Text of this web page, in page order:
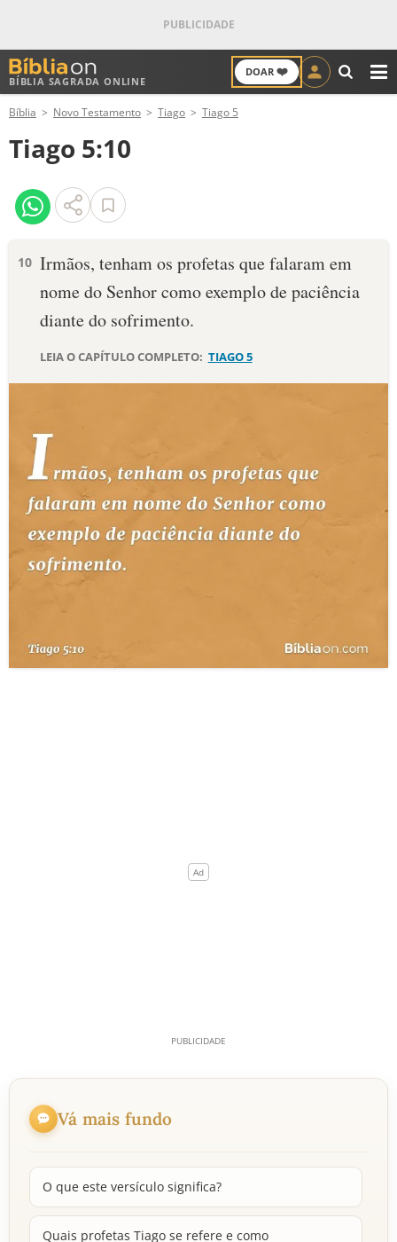
BÍBLIA SAGRADA ONLINE
DOAR ❤️
ANTIGO TESTAMENTO
NOVO TESTAMENTO
VERSÍCULOS
PALAVRA DO DIA
DEVOCIONAL DIÁRIO
10 MANDAMENTOS
ESTUDOS BÍBLICOS
ESBOÇOS DE PREGAÇÃO
TEMAS
TERMO BÍBLICO
Bíblia Novo Testamento Tiago Tiago 5
Tiago 5:10
10 Irmãos, tenham os profetas que falaram em
nome do Senhor como exemplo de paciência
diante do sofrimento.
LEIA O CAPÍTULO COMPLETO: TIAGO 5
Vá mais fundo
O que este versículo significa?
Quais profetas Tiago se refere e como